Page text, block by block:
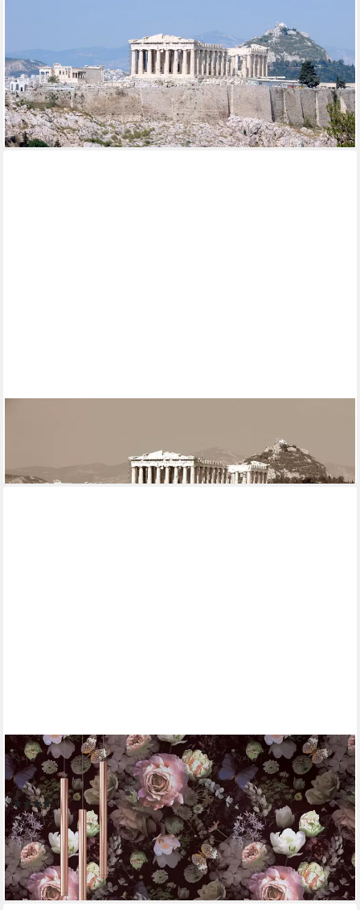
KOSTENLOS, reduziert, 3D-Effekt, restlos trocken abziehbar,
(439), Wandtapete Bild Dekoration Wand-Dekor Motiv Tapete
Poster
ab 19,99 € 24,90 €
-20%
lieferbar - in 4-5 Werktagen bei dir
lieferbar - in 2-3 Werktagen bei dir
MARBURG
Fototapete Sea of Flowers, botanisch, moderne Tapete für
Wohnzimmer Schlafzimmer Küche
(2)
ab 18,90 € UVP36,95 €
-49%
lieferbar - in 3-4 Werktagen bei dir